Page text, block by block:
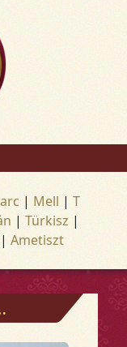
| Mell | T
| Türkisz |
| Ametiszt